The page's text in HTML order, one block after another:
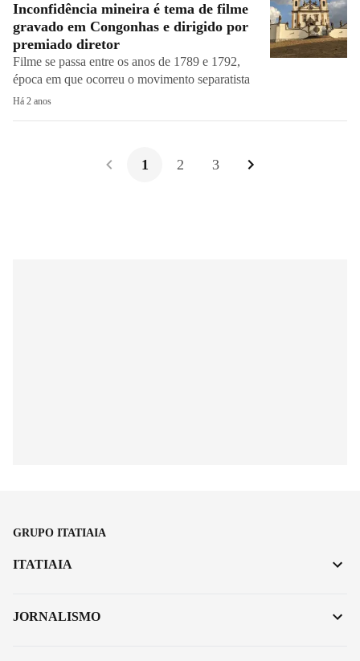
Inconfidência mineira é tema de filme
gravado em Congonhas e dirigido por
premiado diretor
Filme se passa entre os anos de 1789 e 1792,
época em que ocorreu o movimento separatista
Há 2 anos
1 2 3
GRUPO ITATIAIA
ITATIAIA
JORNALISMO